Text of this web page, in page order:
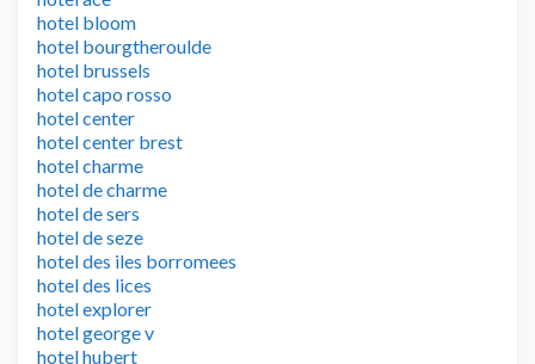
hotel bloom
hotel bourgtheroulde
hotel brussels
hotel capo rosso
hotel center
hotel center brest
hotel charme
hotel de charme
hotel de sers
hotel de seze
hotel des iles borromees
hotel des lices
hotel explorer
hotel george v
hotel hubert